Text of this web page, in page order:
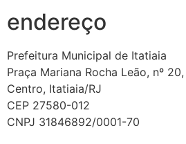
endereço
Prefeitura Municipal de Itatiaia
Praça Mariana Rocha Leão, nº 20,
Centro, Itatiaia/RJ
CEP 27580-012
CNPJ 31846892/0001-70